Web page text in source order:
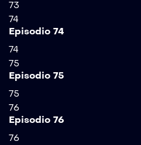
73
74
Episodio 74
74
75
Episodio 75
75
76
Episodio 76
76